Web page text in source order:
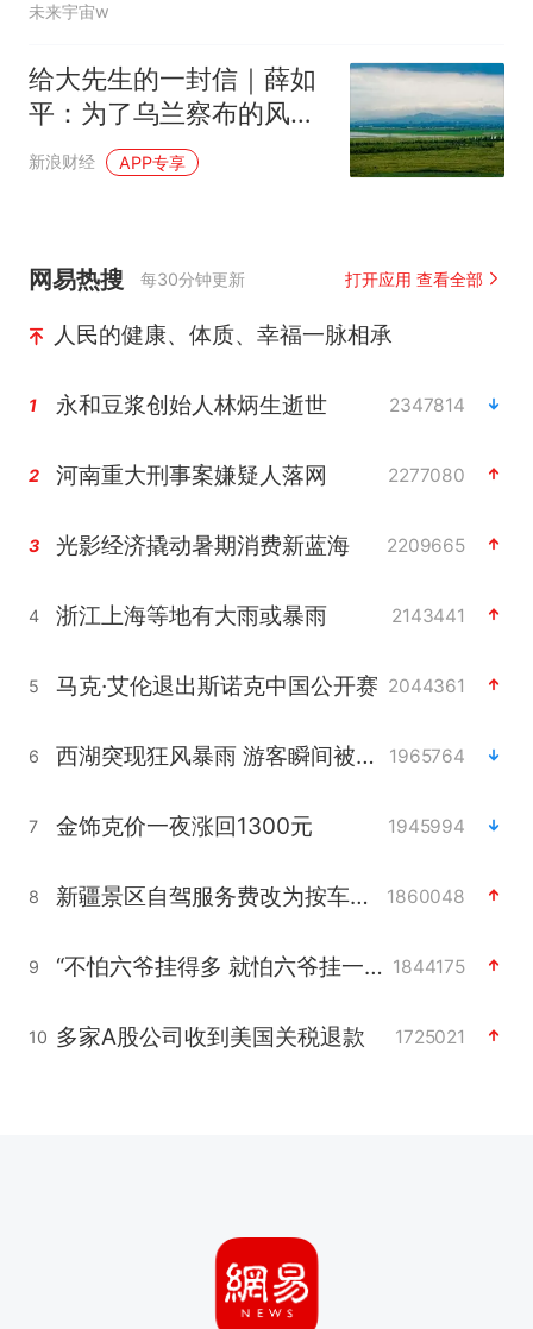
未来宇宙w
给大先生的一封信｜薛如
平：为了乌兰察布的风雪
里那些使劲活着的人
新浪财经 APP专享
网易热搜 每30分钟更新 打开应用 查看全部
人民的健康、体质、幸福一脉相承
1 永和豆浆创始人林炳生逝世 2347814
2 河南重大刑事案嫌疑人落网 2277080
3 光影经济撬动暑期消费新蓝海 2209665
4 浙江上海等地有大雨或暴雨 2143441
5 马克·艾伦退出斯诺克中国公开赛 2044361
6 西湖突现狂风暴雨 游客瞬间被浇透 1965764
7 金饰克价一夜涨回1300元 1945994
8 新疆景区自驾服务费改为按车收费 1860048
9 “不怕六爷挂得多 就怕六爷挂一颗” 1844175
10 多家A股公司收到美国关税退款 1725021